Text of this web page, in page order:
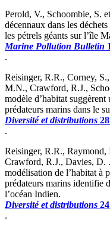
Perold, V., Schoombie, S.
décennaux dans les
les pétrels géants sur l’île
Marine Pollution Bulletin
.
Reisinger, R.R., Corney,
M.N., Crawford, R.J.,
modèle d’habitat
prédateurs marins dans le
Diversité et distributions
.
Reisinger, R.R.,
Crawford, R.J., Davies,
modélisation de l’habitat à
prédateurs marins identifie
l’océan Indien.
Diversité et distributions
.